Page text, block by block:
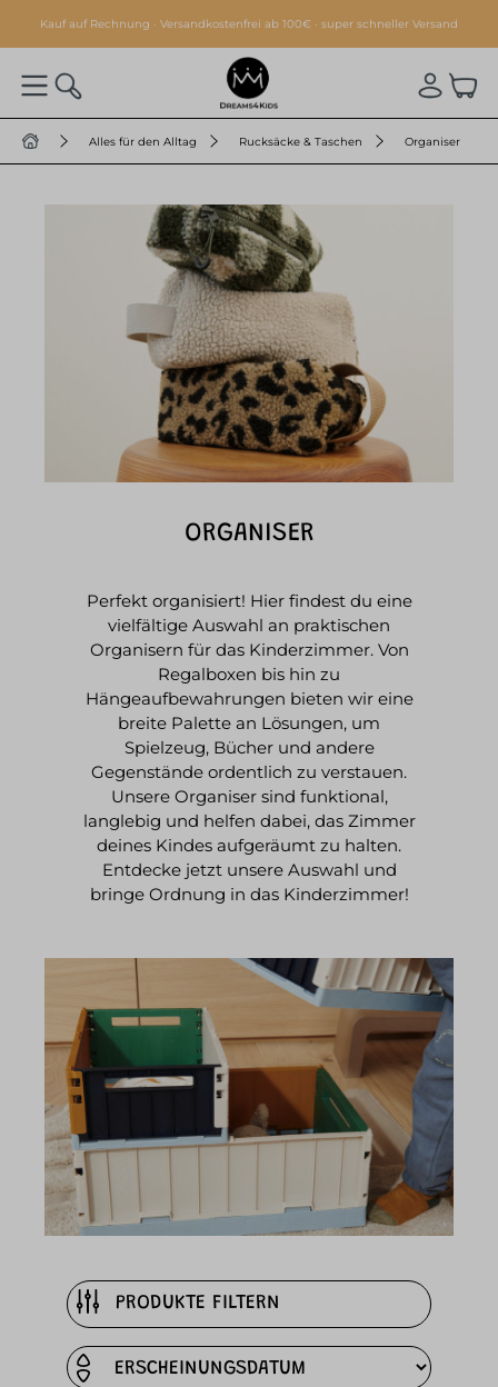
springen
Kauf auf Rechnung · Versandkostenfrei ab 100€ · super schneller Versand
Alles für den Alltag Rucksäcke & Taschen Organiser
ORGANISER
Perfekt organisiert! Hier findest du eine
vielfältige Auswahl an praktischen
Organisern für das Kinderzimmer. Von
Regalboxen bis hin zu
Hängeaufbewahrungen bieten wir eine
breite Palette an Lösungen, um
Spielzeug, Bücher und andere
Gegenstände ordentlich zu verstauen.
Unsere Organiser sind funktional,
langlebig und helfen dabei, das Zimmer
deines Kindes aufgeräumt zu halten.
Entdecke jetzt unsere Auswahl und
bringe Ordnung in das Kinderzimmer!
PRODUKTE FILTERN